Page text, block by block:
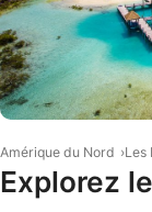
Amérique du Nord Les
Explorez